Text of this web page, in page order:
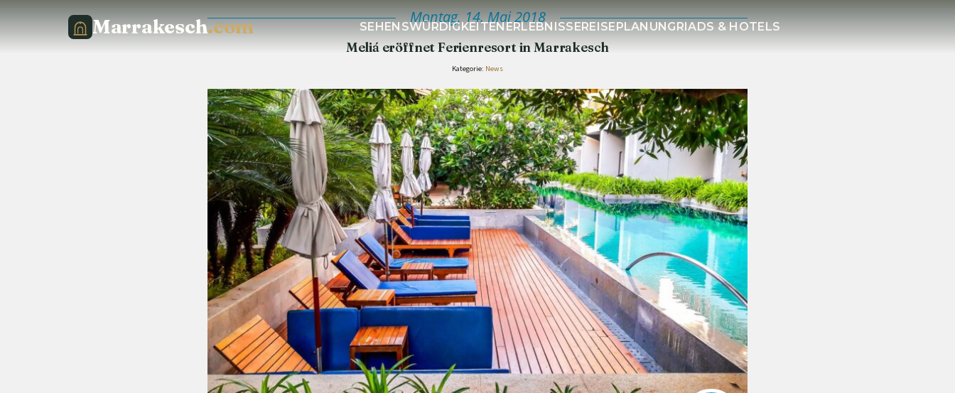
Marrakesch.com SEHENSWÜRDIGKEITENERLEBNISSEREISEPLANUNGRIADS & HOTELS
Montag, 14. Mai 2018
Meliá eröffnet Ferienresort in Marrakesch
Kategorie: News